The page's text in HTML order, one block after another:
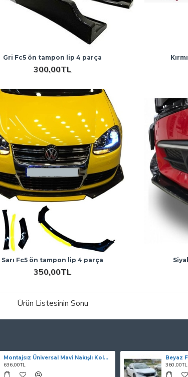
Gri Fc5 ön tampon lip 4 parça
300,00TL
Sarı Fc5 ön tampon lip 4 parça
350,00TL
Ürün Listesinin Sonu
Montajsız Üniversal Mavi Nakışlı Kolçak
636,00TL
Beyaz
360,00TL